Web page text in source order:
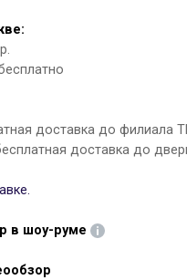
доставка до филиала
доставка до
в шоу-руме